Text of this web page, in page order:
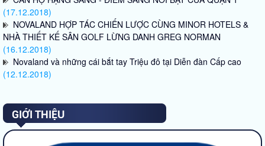
(17.12.2018)
NOVALAND HỢP TÁC CHIẾN LƯỢC CÙNG MINOR HOTELS &
NHÀ THIẾT KẾ SÂN GOLF LỪNG DANH GREG NORMAN
(16.12.2018)
Novaland và những cái bắt tay Triệu đô tại Diễn đàn Cấp cao
(12.12.2018)
GIỚI THIỆU